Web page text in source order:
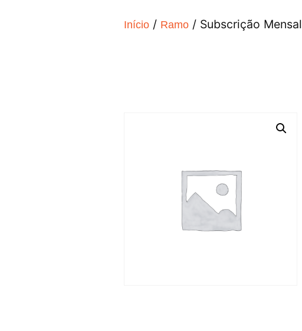
Início / Ramo / Subscrição Mensal